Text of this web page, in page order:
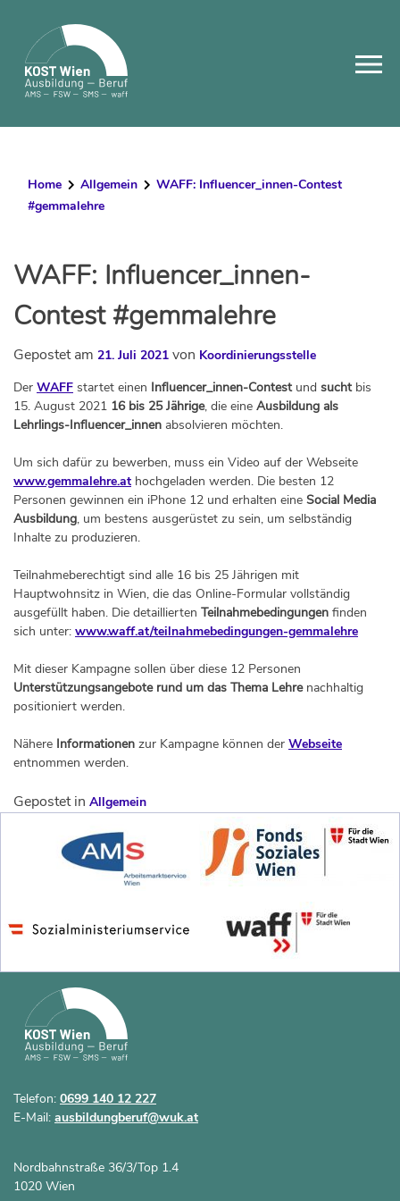
content
Home Allgemein
WAFF: Influencer_innen-Contest
#gemmalehre
WAFF: Influencer_innen-
Contest #gemmalehre
Gepostet am 21. Juli 2021 von Koordinierungsstelle
Der WAFF startet einen Influencer_innen-Contestund suchtbis
15. August 2021 16 bis 25 Jährige, die eine Ausbildung als
Lehrlings-Influencer_innen absolvieren möchten.
Um sich dafür zu bewerben, muss ein Video auf der Webseite
www.gemmalehre.at hochgeladen werden. Die besten 12
Personen gewinnen ein iPhone 12 und erhalten eine Social Media
Ausbildung, um bestens ausgerüstet zu sein, um selbständig
Inhalte zu produzieren.
Teilnahmeberechtigt sind alle 16 bis 25 Jährigen mit
Hauptwohnsitz in Wien, die das Online-Formular vollständig
ausgefüllt haben. Die detaillierten Teilnahmebedingungen finden
sich unter: www.waff.at/teilnahmebedingungen-gemmalehre
Mit dieser Kampagne sollen über diese 12 Personen
Unterstützungsangebote rund um das Thema Lehrenachhaltig
positioniert werden.
Nähere Informationen zur Kampagne können der Webseite
entnommen werden.
Gepostet in Allgemein
Nordbahnstraße 36/3/Top 1.4
1020 Wien
Telefon: 0699 140 12 227
E-Mail: ausbildungberuf@wuk.at